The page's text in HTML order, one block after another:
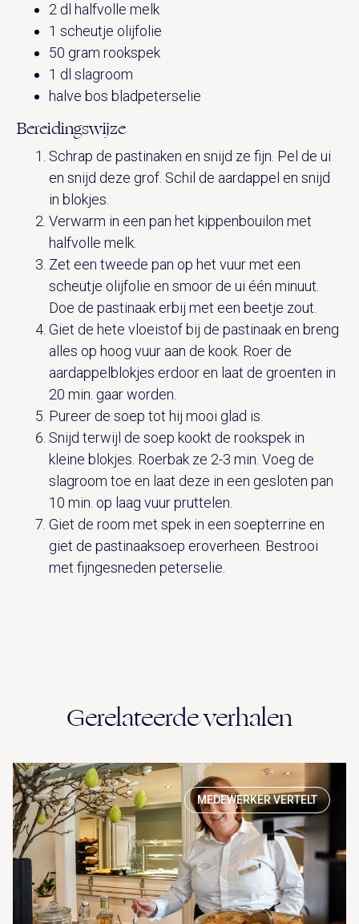
2 dl halfvolle melk
1 scheutje olijfolie
50 gram rookspek
1 dl slagroom
halve bos bladpeterselie
Bereidingswijze
Schrap de pastinaken en snijd ze fijn. Pel de ui
en snijd deze grof. Schil de aardappel en snijd
in blokjes.
Verwarm in een pan het kippenbouilon met
halfvolle melk.
Zet een tweede pan op het vuur met een
scheutje olijfolie en smoor de ui één minuut.
Doe de pastinaak erbij met een beetje zout.
Giet de hete vloeistof bij de pastinaak en breng
alles op hoog vuur aan de kook. Roer de
aardappelblokjes erdoor en laat de groenten in
20 min. gaar worden.
Pureer de soep tot hij mooi glad is.
Snijd terwijl de soep kookt de rookspek in
kleine blokjes. Roerbak ze 2-3 min. Voeg de
slagroom toe en laat deze in een gesloten pan
10 min. op laag vuur pruttelen.
Giet de room met spek in een soepterrine en
giet de pastinaaksoep eroverheen. Bestrooi
met fijngesneden peterselie.
Gerelateerde verhalen
MEDEWERKER VERTELT